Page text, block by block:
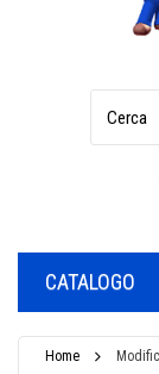
CATALOGO
Home